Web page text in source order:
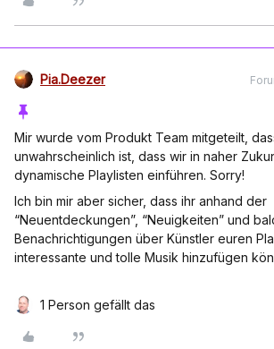
Pia.Deezer
Mir wurde vom Produkt Team mitgeteilt,
unwahrscheinlich ist, dass wir in naher
dynamische Playlisten einführen. Sorry!
Ich bin mir aber sicher, dass ihr anhand der
“Neuentdeckungen”, “Neuigkeiten” und
Benachrichtigungen über Künstler euren
interessante und tolle Musik hinzufügen
1 Person gefällt das